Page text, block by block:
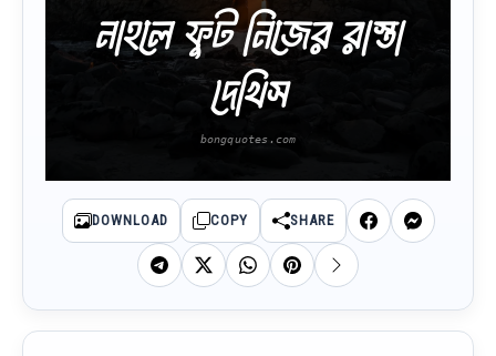
নাহলে ফুট নিজের রাস্তা
দেখিস
DOWNLOAD COPY SHARE